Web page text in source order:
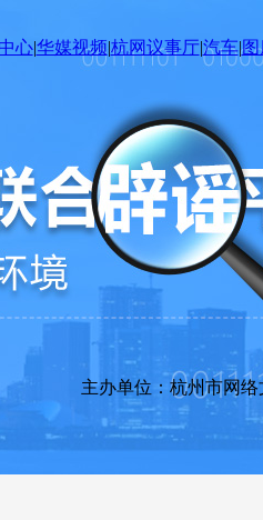
心|华媒视频|杭网议事厅|汽车|图
局 主办单位：杭州市网络